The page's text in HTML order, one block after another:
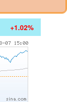
+1.02%